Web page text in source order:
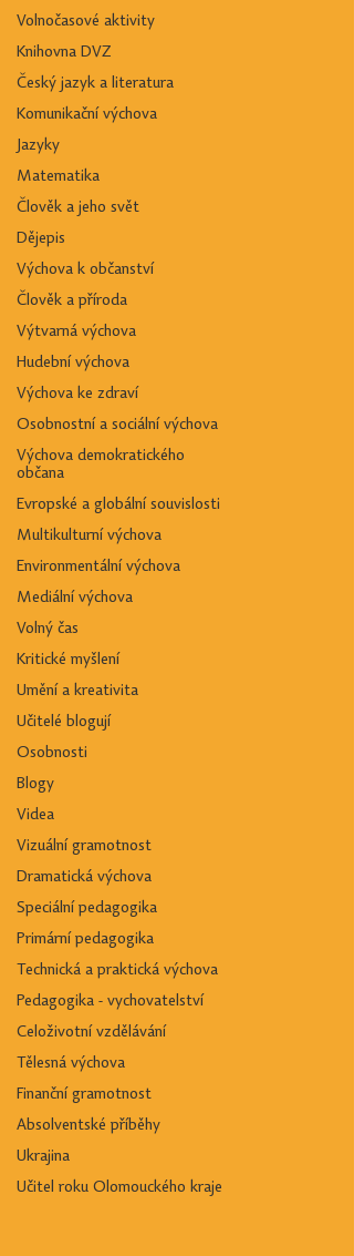
Volnočasové aktivity
Knihovna DVZ
Český jazyk a literatura
Komunikační výchova
Jazyky
Matematika
Člověk a jeho svět
Dějepis
Výchova k občanství
Člověk a příroda
Výtvarná výchova
Hudební výchova
Výchova ke zdraví
Osobnostní a sociální výchova
Výchova demokratického
občana
Evropské a globální souvislosti
Multikulturní výchova
Environmentální výchova
Mediální výchova
Volný čas
Kritické myšlení
Umění a kreativita
Učitelé blogují
Osobnosti
Blogy
Videa
Vizuální gramotnost
Dramatická výchova
Speciální pedagogika
Primární pedagogika
Technická a praktická výchova
Pedagogika - vychovatelství
Celoživotní vzdělávání
Tělesná výchova
Finanční gramotnost
Absolventské příběhy
Ukrajina
Učitel roku Olomouckého kraje
historickému posunu v oblasti informačn